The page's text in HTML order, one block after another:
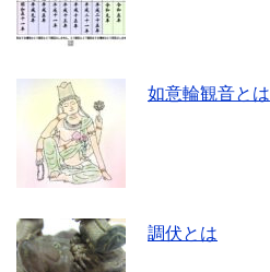
如意輪観音とは
調伏とは